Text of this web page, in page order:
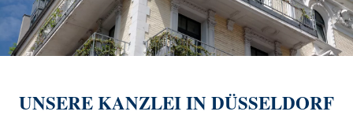
UNSERE KANZLEI IN DÜSSELDORF